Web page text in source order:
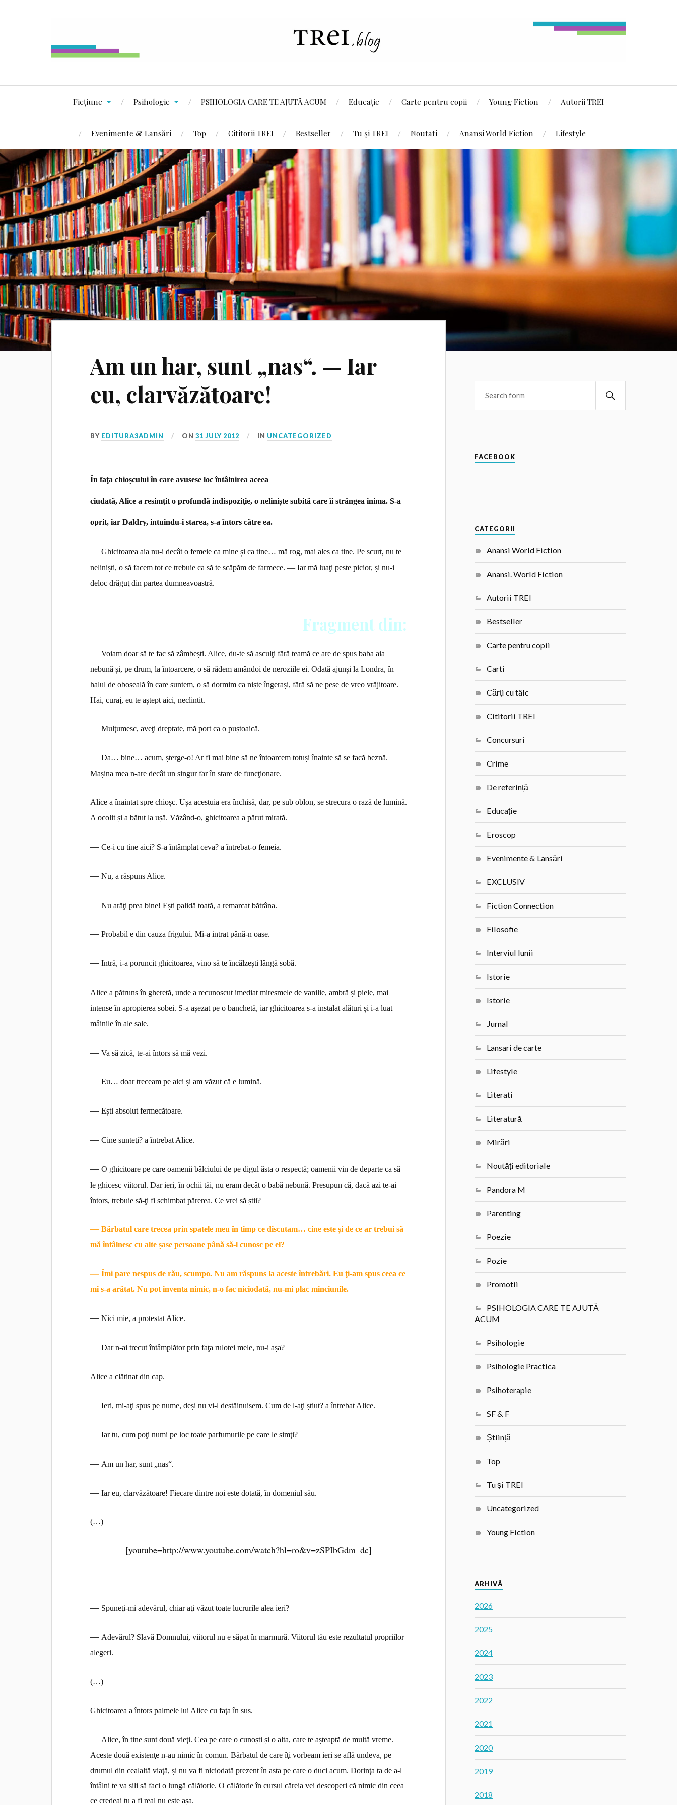
Ficțiune Psihologie PSIHOLOGIA CARE TE AJUTĂ ACUM Educație Carte pentru copii Young Fiction Autorii TREI
Evenimente & Lansări Top Cititorii TREI Bestseller Tu și TREI Noutati Anansi World Fiction Lifestyle
Am un har, sunt „nas“. — Iar
eu, clarvăzătoare!
BY EDITURA3ADMIN ON31 JULY 2012 IN UNCATEGORIZED
În faţa chioșcului în care avusese loc întâlnirea aceea
ciudată, Alice a resimţit o profundă indispoziţie, o neliniște subită care îi strângea inima. S-a
oprit, iar Daldry, intuindu-i starea, s-a întors către ea.
—Ghicitoarea aia nu-i decât o femeie ca mine și ca tine… mă rog, mai ales ca tine. Pe scurt, nu te
neliniști, o să facem tot ce trebuie ca să te scăpăm de farmece. — Iar mă luaţi peste picior, și nu-i
deloc drăguţ dinpartea dumneavoastră.
Fragment din:
—Voiam doar să te fac să zâmbești. Alice, du-te să asculţi fără teamă ce are de spus baba aia
nebună și,pe drum, la întoarcere, o să râdem amândoi de neroziile ei. Odată ajunși la Londra, în
halul de oboseală încare suntem, o să dormim ca niște îngerași, fără să ne pese de vreo vrăjitoare.
Hai, curaj, eu te aștept aici, neclintit.
—Mulţumesc, aveţi dreptate, mă port ca o puștoaică.
—Da… bine… acum, șterge-o! Ar fi mai bine să ne întoarcem totuși înainte să se facă beznă.
Mașina mean-are decât un singur far în stare de funcţionare.
Alice a înaintat spre chioșc. Ușa acestuia era închisă, dar, pe sub oblon, se strecura o rază de lumină.
A ocolitși a bătut la ușă. Văzând-o, ghicitoarea a părut mirată.
—Ce-i cu tine aici? S-a întâmplat ceva? a întrebat-o femeia.
—Nu, a răspuns Alice.
—Nu arăţi prea bine! Ești palidă toată, a remarcat bătrâna.
—Probabil e din cauza frigului. Mi-a intrat până-n oase.
—Intră, i-a poruncit ghicitoarea, vino să te încălzești lângă sobă.
Alice a pătruns în gheretă, unde a recunoscut imediat miresmele de vanilie, ambră și piele, mai
intense în apropierea sobei. S-a așezat pe o banchetă, iar ghicitoarea s-a instalat alături și i-a luat
mâinile în ale sale.
—Va să zică, te-ai întors să mă vezi.
—Eu… doar treceam pe aici și am văzut că e lumină.
—Ești absolut fermecătoare.
—Cine sunteţi? a întrebat Alice.
—O ghicitoare pe care oamenii bâlciului de pe digul ăsta o respectă; oamenii vin de departe ca să
le ghicescviitorul. Dar ieri, în ochii tăi, nu eram decât o babă nebună. Presupun că, dacă azi te-ai
întors, trebuie să-ţi fischimbat părerea. Ce vrei să știi?
—Bărbatul care trecea prin spatele meu în timp ce discutam… cine este și de ce ar trebui să
mă întâlnesc cu alte șase persoane până să-l cunosc pe el?
—Îmi pare nespus de rău, scumpo. Nu am răspuns la aceste întrebări. Eu ţi-am spus ceea ce
mi s-a arătat. Nu pot inventa nimic, n-o fac niciodată, nu-mi plac minciunile.
—Nici mie, a protestat Alice.
—Dar n-ai trecut întâmplător prin faţa rulotei mele, nu-i așa?
Alice a clătinat din cap.
—Ieri, mi-aţi spus pe nume, deși nu vi-l destăinuisem. Cum de l-aţi știut? a întrebat Alice.
—Iar tu, cum poţi numi pe loc toate parfumurile pe care le simţi?
—Am un har, sunt „nas“.
—Iar eu, clarvăzătoare! Fiecare dintre noi este dotată, în domeniul său.
(…)
[youtube=http://www.youtube.com/watch?hl=ro&v=zSPIbGdm_dc]
— Spuneţi-mi adevărul, chiar aţi văzut toate lucrurile alea ieri?
— Adevărul? Slavă Domnului, viitorul nu e săpat în marmură. Viitorul tău este rezultatul propriilor
alegeri.
(…)
Ghicitoarea a întors palmele lui Alice cu faţa în sus.
— Alice, în tine sunt două vieţi. Cea pe care o cunoști și o alta, care te așteaptă de multă vreme.
Acestedouă existenţe n-au nimic în comun. Bărbatul de care îţi vorbeam ieri se află undeva, pe
drumul din cealaltăviaţă, și nu va fi niciodată prezent în asta pe care o duci acum. Dorinţa ta de a-l
întâlni te va sili să faci o lungă călătorie. O călătorie în cursul căreia vei descoperi că nimic din ceea
ce credeai tu a fi real nu este așa.
FACEBOOK
CATEGORII
Anansi World Fiction
Anansi. World Fiction
Autorii TREI
Bestseller
Carte pentru copii
Carti
Cărți cu tâlc
Cititorii TREI
Concursuri
Crime
De referință
Educație
Eroscop
Evenimente & Lansări
EXCLUSIV
Fiction Connection
Filosofie
Interviul lunii
Istorie
Istorie
Jurnal
Lansari de carte
Lifestyle
Literati
Literatură
Mirări
Noutăți editoriale
Pandora M
Parenting
Poezie
Pozie
Promotii
PSIHOLOGIA CARE TE AJUTĂ
ACUM
Psihologie
Psihologie Practica
Psihoterapie
SF & F
Știință
Top
Tu și TREI
Uncategorized
Young Fiction
ARHIVĂ
2026
2025
2024
2023
2022
2021
2020
2019
2018